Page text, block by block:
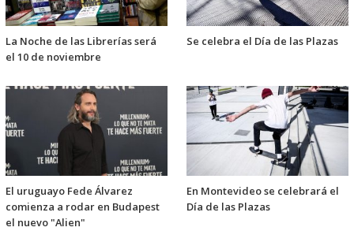
La Noche de las Librerías será
el 10 de noviembre
Se celebra el Día de las Plazas
El uruguayo Fede Álvarez
comienza a rodar en Budapest
el nuevo "Alien"
En Montevideo se celebrará el
Día de las Plazas